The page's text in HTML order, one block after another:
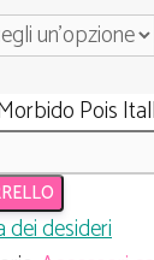
Pois
dei desideri